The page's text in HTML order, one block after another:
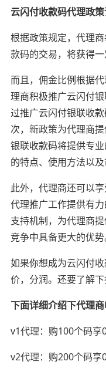
云闪付收款码代理政策
根据政策规定，代理
款码的交易，将获得一
而且，佣金比例根据
理商积极推广云闪付
过推广云闪付银联收
次，新政策为代理商
银联收款码将提供专
的特点、使用方法以及
此外，代理商还可以
代理推广工作提供有
支持机制，为代理商
竞争中具备更大的优势
如果你想成为云闪付
价，分润。还要了解
下面详细介绍下代理商
v1代理：购100个码
v2代理：购200个码享